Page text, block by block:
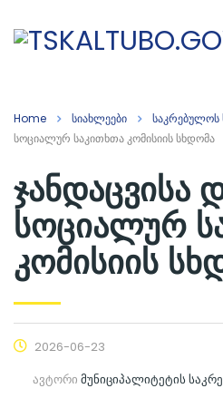
Home სიახლეები საკრებულოს
სოციალურ საკითხთა კომისიის სხდომა
ჯანდაცვისა
სოციალურ
კომისიის
2026-06-23
ავტორი მუნიციპალიტეტის